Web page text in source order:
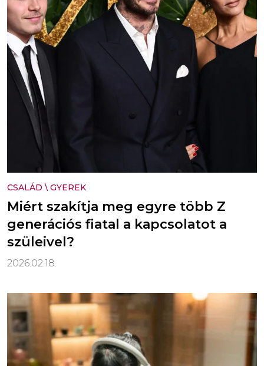
CSALÁD \ GYEREK
Miért szakítja meg egyre több Z
generációs fiatal a kapcsolatot a
szüleivel?
2026.02.18.